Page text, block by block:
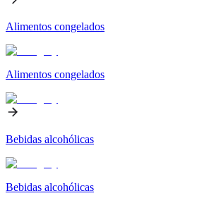
Alimentos congelados
Alimentos congelados
Bebidas alcohólicas
Bebidas alcohólicas